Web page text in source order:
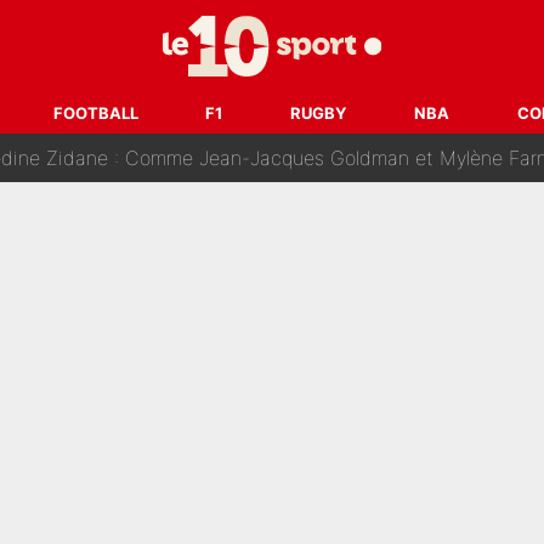
FOOTBALL F1 RUGBY NBA
: Son transfert au PSG est annoncé en Espagne !
battre, Safonov numéro un… Le PSG se lance encore dans un gros
Jean-Jacques Goldman et Mylène Farmer, le nouveau sélectionneur de